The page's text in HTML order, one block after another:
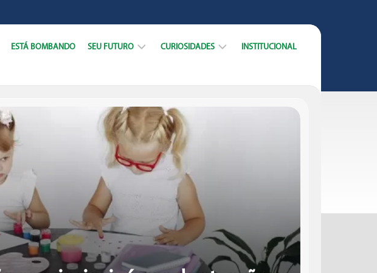
ESTÁ BOMBANDO SEU FUTURO
CARREIRA
CURSOS
MERCADO
DE
TRABALHO
MUNDO
ACADÊMICO
CURIOSIDADES
DICAS
DATAS
INSTITUCIONAL